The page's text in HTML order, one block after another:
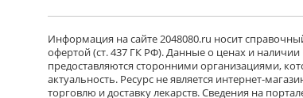
Информация на сайте 2048080.ru носит
офертой (ст. 437 ГК РФ). Данные о ценах и наличии
предоставляются сторонними организациями,
актуальность. Ресурс не является интернет-
торговлю и доставку лекарств. Сведения на